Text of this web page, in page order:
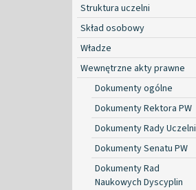
Struktura uczelni
Skład osobowy
Władze
Wewnętrzne akty prawne
Dokumenty ogólne
Dokumenty Rektora PW
Dokumenty Rady Uczelni
Dokumenty Senatu PW
Dokumenty Rad
Naukowych Dyscyplin